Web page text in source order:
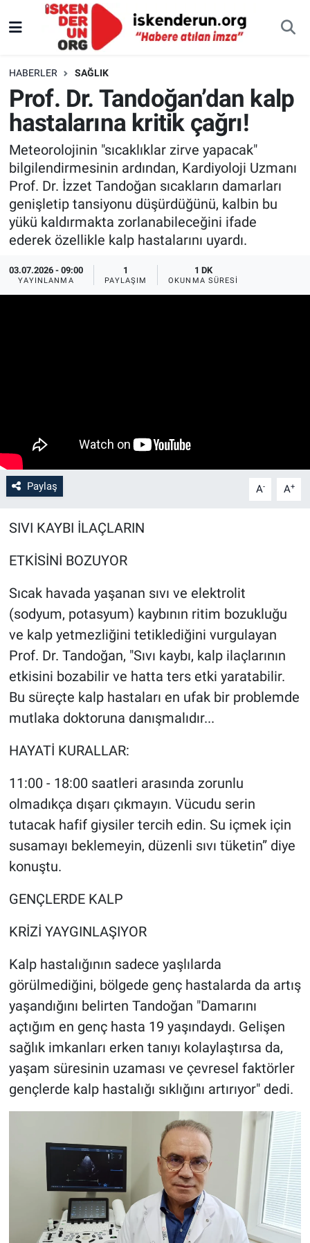
HABERLER SAĞLIK
Prof. Dr. Tandoğan’dan kalp
hastalarına kritik çağrı!
Meteorolojinin "sıcaklıklar zirve yapacak"
bilgilendirmesinin ardından, Kardiyoloji Uzmanı
Prof. Dr. İzzet Tandoğan sıcakların damarları
genişletip tansiyonu düşürdüğünü, kalbin bu
yükü kaldırmakta zorlanabileceğini ifade
ederek özellikle kalp hastalarını uyardı.
03.07.2026 - 09:00
YAYINLANMA
1
PAYLAŞIM
1 DK
OKUNMA SÜRESI
Paylaş A- A+
SIVI KAYBI İLAÇLARIN
ETKİSİNİ BOZUYOR
Sıcak havada yaşanan sıvı ve elektrolit
(sodyum, potasyum) kaybının ritim bozukluğu
ve kalp yetmezliğini tetiklediğini vurgulayan
Prof. Dr. Tandoğan, "Sıvı kaybı, kalp ilaçlarının
etkisini bozabilir ve hatta ters etki yaratabilir.
Bu süreçte kalp hastaları en ufak bir problemde
mutlaka doktoruna danışmalıdır...
HAYATİ KURALLAR:
11:00 - 18:00 saatleri arasında zorunlu
olmadıkça dışarı çıkmayın. Vücudu serin
tutacak hafif giysiler tercih edin. Su içmek için
susamayı beklemeyin, düzenli sıvı tüketin” diye
konuştu.
GENÇLERDE KALP
KRİZİ YAYGINLAŞIYOR
Kalp hastalığının sadece yaşlılarda
görülmediğini, bölgede genç hastalarda da artış
yaşandığını belirten Tandoğan "Damarını
açtığım en genç hasta 19 yaşındaydı. Gelişen
sağlık imkanları erken tanıyı kolaylaştırsa da,
yaşam süresinin uzaması ve çevresel faktörler
gençlerde kalp hastalığı sıklığını artırıyor" dedi.